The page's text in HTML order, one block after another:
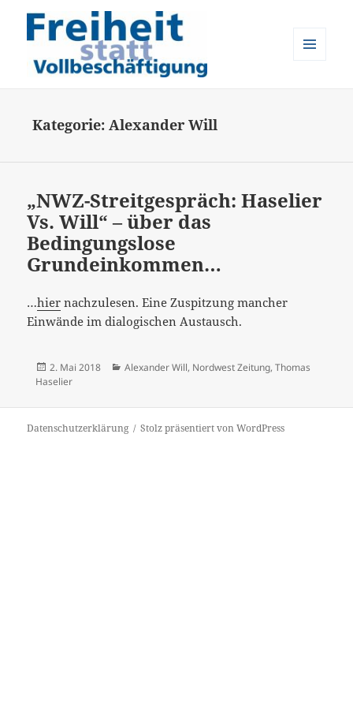
Kategorie:Alexander Will
„NWZ-Streitgespräch: Haselier
Vs. Will“ – über das
Bedingungslose
Grundeinkommen…
…hier nachzulesen. Eine Zuspitzung mancher
Einwände im dialogischen Austausch.
Veröffentlicht
am
2. Mai 2018 Kategorien
Alexander Will, Nordwest Zeitung, Thomas
Haselier
Datenschutzerklärung Stolz präsentiert von WordPress